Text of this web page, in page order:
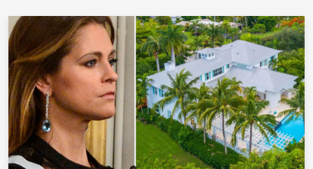
Nederländska kungahuset
Belgiska kungahuset
Jordanska kungahuset
Luxemburgska storhertighuset
Japanska kejsarhuset
Thailändska kungahuset